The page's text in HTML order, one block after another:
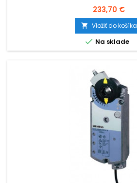
Cena
233,70 €
 Vložiť do košíka
 Na sklade